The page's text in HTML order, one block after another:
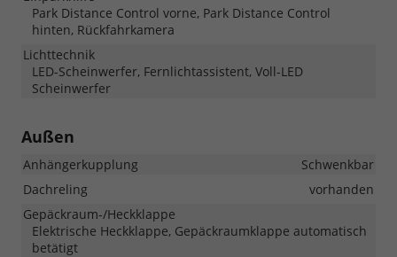
Park Distance Control vorne, Park Distance Control
hinten, Rückfahrkamera
Lichttechnik
LED-Scheinwerfer, Fernlichtassistent, Voll-LED
Scheinwerfer
Außen
Anhängerkupplung
Schwenkbar
Dachreling
vorhanden
Gepäckraum-/Heckklappe
Elektrische Heckklappe, Gepäckraumklappe automatisch
betätigt